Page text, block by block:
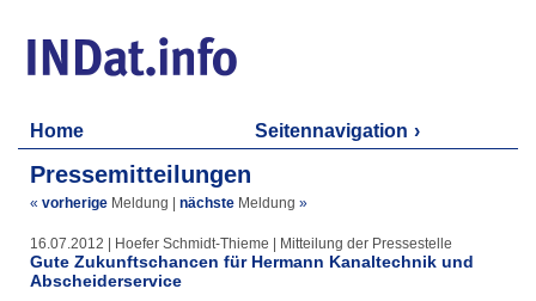
Home Seitennavigation
Pressemitteilungen
« vorherige Meldung nächste Meldung »
16.07.2012 | Hoefer Schmidt-Thieme | Mitteilung der Pressestelle
Gute Zukunftschancen für Hermann Kanaltechnik und
Abscheiderservice